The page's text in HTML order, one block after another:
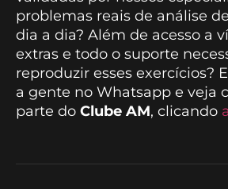
problemas reais de análise
dia a dia? Além de acesso a
extras e todo o suporte
reproduzir esses exercícios?
a gente no Whatsapp e veja
parte do Clube AM, clicando